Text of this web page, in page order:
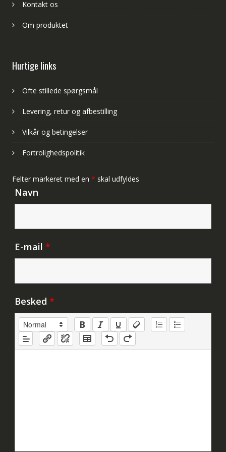
Kontakt os
Om produktet
Hurtige links
Ofte stillede spørgsmål
Levering, retur og afbestilling
Vilkår og betingelser
Fortrolighedspolitik
Felter markeret med en * skal udfyldes
Navn
E-mail *
Besked *